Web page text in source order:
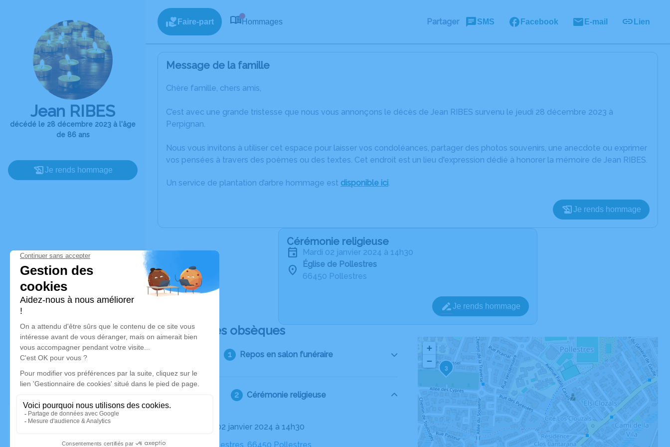
Jean RIBES
décédé le 28 décembre 2023 à l'âge
de 86 ans
Je rends hommage
Faire-part Hommages Partager SMS Facebook E-mail Lien
Message de la famille
Chère famille, chers amis,
C’est avec une grande tristesse que nous vous annonçons le décès de Jean RIBES survenu le jeudi 28 décembre 2023 à
Perpignan.
Nous vous invitons à utiliser cet espace pour laisser vos condoléances, partager des photos souvenirs, une anecdote ou exprimer
vos pensées à travers des poèmes ou des textes. Cet endroit est un lieu d'expression dédié à honorer la mémoire de Jean RIBES.
Un service de plantation d’arbre hommage est disponible ici.
Je rends hommage
Cérémonie religieuse
mardi 02 janvier 2024 à 14h30
Église de Pollestres
66450 Pollestres
Je rends hommage
Déroulé des obsèques
Repos en salon funéraire
Cérémonie religieuse
Le mardi 02 janvier 2024 à 14h30
Église Pollestres, 66450 Pollestres
3
+
−